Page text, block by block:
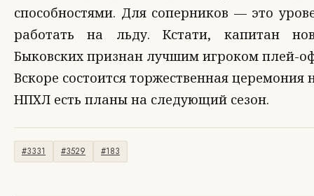
способностями. Для соперников — это
работать на льду. Кстати, капитан
Быковских признан лучшим игроком плей-
Вскоре состоится торжественная
НПХЛ есть планы на следующий сезон.
#3331 #3529 #183